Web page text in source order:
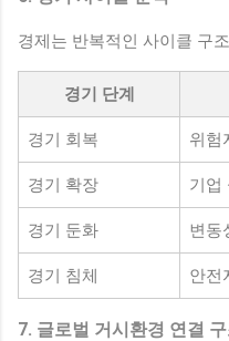
경제는 반복적인 사이클 구
경기 단계
경기 회복 위험
경기 확장 기업
경기 둔화 변동
경기 침체 안전
7. 글로벌 거시환경 연결